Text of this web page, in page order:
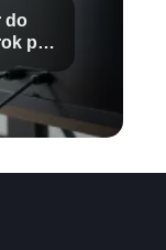
do
po